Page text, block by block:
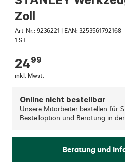
Zoll
Art-Nr.: 9236221 | EAN: 3253561792168
1 ST
2499
inkl. Mwst.
Online nicht bestellbar
Unsere Mitarbeiter bestellen für
Bestelloption und Beratung in
Beratung und